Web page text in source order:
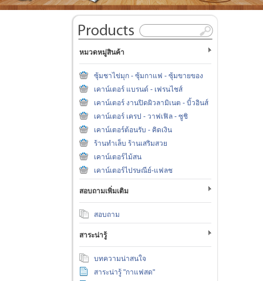
หมวดหมู่สินค้า
ซุ้มชาไข่มุก - ซุ้มกาแฟ - ซุ้มขายของ
เคาน์เตอร์ แบรนด์ - เฟรนไชส์
เคาน์เตอร์ งานปิดผิวลามิเนต - บิ้วอินส์
เคาน์เตอร์ เครป - วาฟเฟิล - ซูชิ
เคาน์เตอร์ต้อนรับ - คิดเงิน
ร้านทำเล็บ ร้านเสริมสวย
เคาน์เตอร์ไม้สน
เคาน์เตอร์ไปรษณีย์-แฟลช
สอบถามเพิ่มเติม
สอบถาม
สาระน่ารู้
บทความน่าสนใจ
สาระน่ารู้ "กาแฟสด"